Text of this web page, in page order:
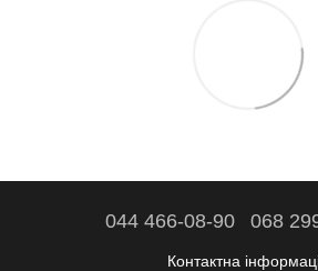
044 466-08-90 068
Контактна